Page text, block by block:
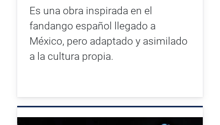
Es una obra inspirada en el
fandango español llegado a
México, pero adaptado y asimilado
a la cultura propia.